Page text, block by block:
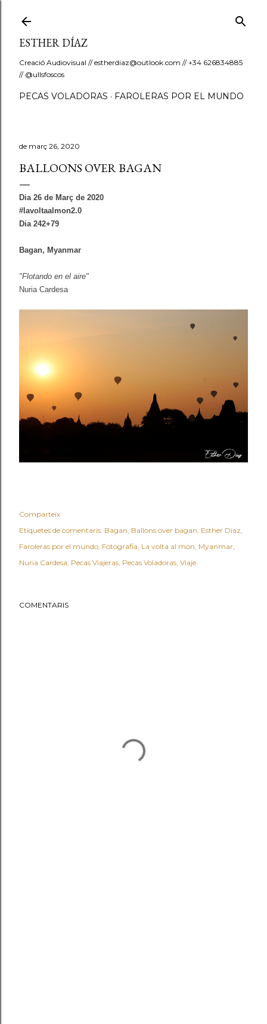
ESTHER DÍAZ
Creació Audiovisual // estherdiaz@outlook.com // +34 626834885
// @ullsfoscos
PECAS VOLADORAS FAROLERAS POR EL MUNDO
de març 26, 2020
BALLOONS OVER BAGAN
Dia 26 de Març de 2020
#lavoltaalmon2.0
Dia 242+79
Bagan, Myanmar
"Flotando en el aire"
Nuria Cardesa
Comparteix
Etiquetes de comentaris: Bagan Ballons over bagan Esther Diaz
Faroleras por el mundo Fotografia La volta al mon Myanmar
Nuria Cardesa Pecas Viajeras Pecas Voladoras Viaje
COMENTARIS